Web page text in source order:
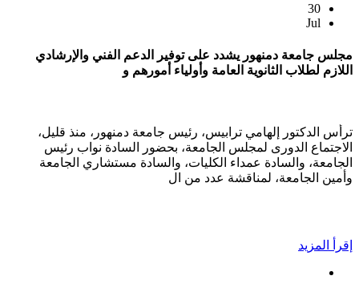
30
Jul
مجلس جامعة دمنهور يشدد على توفير الدعم الفني والإرشادي
اللازم لطلاب الثانوية العامة وأولياء أمورهم و
ترأس الدكتور إلهامي ترابيس، رئيس جامعة دمنهور، منذ قليل،
الاجتماع الدورى لمجلس الجامعة، بحضور السادة نواب رئيس
الجامعة، والسادة عمداء الكليات، والسادة مستشاري الجامعة
وأمين الجامعة، لمناقشة عدد من ال
إقرأ المزيد